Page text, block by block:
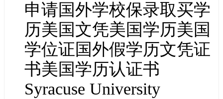
申请国外学校保录取买学
历美国文凭美国学历美国
学位证国外假学历文凭证
书美国学历认证书
Syracuse University